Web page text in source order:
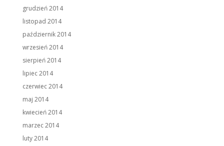
grudzień 2014
listopad 2014
październik 2014
wrzesień 2014
sierpień 2014
lipiec 2014
czerwiec 2014
maj 2014
kwiecień 2014
marzec 2014
luty 2014